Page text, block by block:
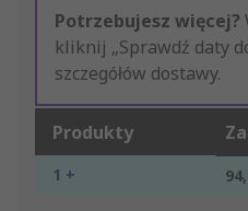
Potrzebujesz więcej?
kliknij „Sprawdź daty
szczegółów dostawy.
Produkty
1 +